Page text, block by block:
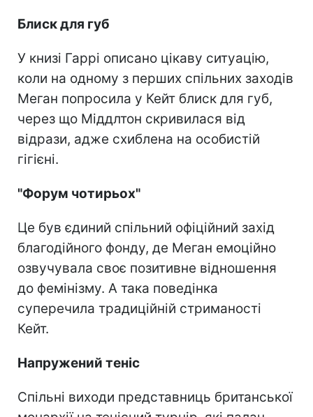
Блиск для губ
У книзі Гаррі описано цікаву ситуацію,
коли на одному з перших спільних заходів
Меган попросила у Кейт блиск для губ,
через що Міддлтон скривилася від
відрази, адже схиблена на особистій
гігієні.
"Форум чотирьох"
Це був єдиний спільний офіційний захід
благодійного фонду, де Меган емоційно
озвучувала своє позитивне відношення
до фемінізму. А така поведінка
суперечила традиційній стриманості
Кейт.
Напружений теніс
Спільні виходи представниць британської